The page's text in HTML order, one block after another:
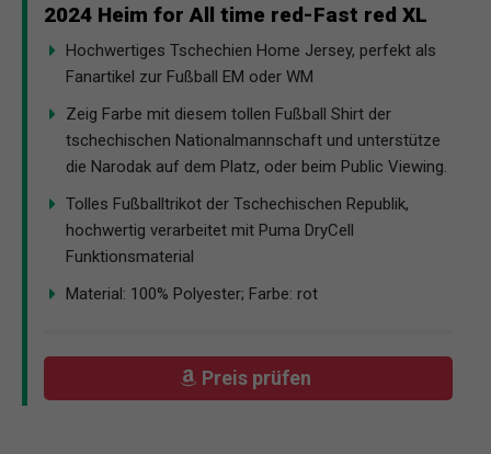
2024 Heim for All time red-Fast red XL
Hochwertiges Tschechien Home Jersey, perfekt als
Fanartikel zur Fußball EM oder WM
Zeig Farbe mit diesem tollen Fußball Shirt der
tschechischen Nationalmannschaft und unterstütze
die Narodak auf dem Platz, oder beim Public Viewing.
Tolles Fußballtrikot der Tschechischen Republik,
hochwertig verarbeitet mit Puma DryCell
Funktionsmaterial
Material: 100% Polyester; Farbe: rot
Preis prüfen